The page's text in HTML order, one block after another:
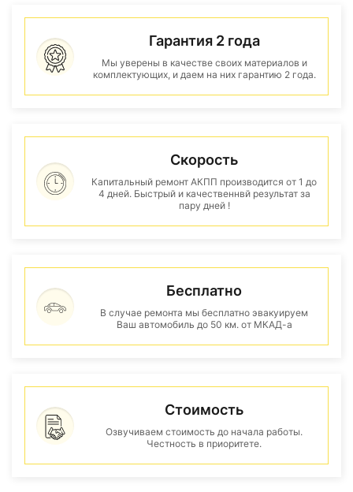
Гарантия 2 года
Мы уверены в качестве своих материалов и
комплектующих, и даем на них гарантию 2 года.
Скорость
Капитальный ремонт АКПП производится от 1 до
4 дней. Быстрый и качественнвй результат за
пару дней !
Бесплатно
В случае ремонта мы бесплатно эвакуируем
Ваш автомобиль до 50 км. от МКАД-а
Стоимость
Озвучиваем стоимость до начала работы.
Честность в приоритете.